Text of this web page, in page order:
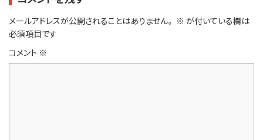
メールアドレスが公開されることはありません。 ※ が付いている欄は
必須項目です
コメント ※